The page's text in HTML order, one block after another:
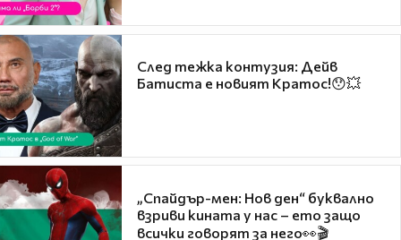
След тежка контузия: Дейв
Батиста е новият Кратос!😯💥
„Спайдър-мен: Нов ден“ буквално
взриви кината у нас – ето защо
всички говорят за него👀🎬